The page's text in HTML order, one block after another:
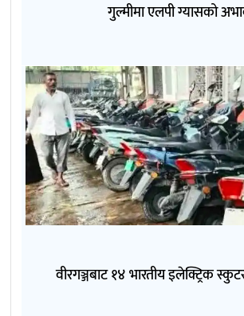
गुल्मीमा एलपी ग्यासको
वीरगञ्जबाट १४ भारतीय इलेक्ट्रिक